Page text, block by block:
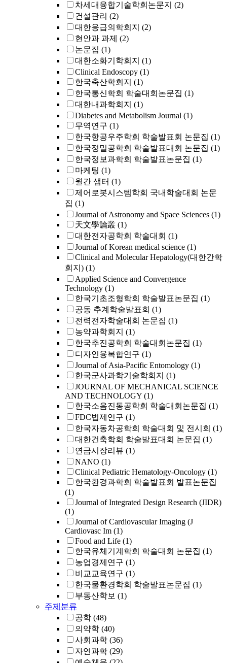
차세대융합기술학회논문지 (2)
건설관리 (2)
대한응급의학회지 (2)
현안과 과제 (2)
논문집 (1)
대한소화기학회지 (1)
Clinical Endoscopy (1)
한국축산학회지 (1)
한국통신학회 학술대회논문집 (1)
대한내과학회지 (1)
Diabetes and Metabolism Journal (1)
무역연구 (1)
한국항공우주학회 학술발표회 논문집 (1)
한국정밀공학회 학술발표대회 논문집 (1)
한국정보과학회 학술발표논문집 (1)
마케팅 (1)
월간 샘터 (1)
제어로봇시스템학회 국내학술대회 논문
집 (1)
Journal of Astronomy and Space Sciences (1)
天文學論叢 (1)
대한전자공학회 학술대회 (1)
Journal of Korean medical science (1)
Clinical and Molecular Hepatology(대한간학
회지) (1)
Applied Science and Convergence
Technology (1)
한국기초조형학회 학술발표논문집 (1)
공동 추계학술발표회 (1)
전력전자학술대회 논문집 (1)
농약과학회지 (1)
한국추진공학회 학술대회논문집 (1)
디자인융복합연구 (1)
Journal of Asia-Pacific Entomology (1)
한국군사과학기술학회지 (1)
JOURNAL OF MECHANICAL SCIENCE
AND TECHNOLOGY (1)
한국소음진동공학회 학술대회논문집 (1)
FDC법제연구 (1)
한국자동차공학회 학술대회 및 전시회 (1)
대한건축학회 학술발표대회 논문집 (1)
연금시장리뷰 (1)
NANO (1)
Clinical Pediatric Hematology-Oncology (1)
한국환경과학회 학술발표회 발표논문집
(1)
Journal of Integrated Design Research (JIDR)
(1)
Journal of Cardiovascular Imaging (J
Cardiovasc Im (1)
Food and Life (1)
한국유체기계학회 학술대회 논문집 (1)
농업경제연구 (1)
비교교육연구 (1)
한국물환경학회 학술발표논문집 (1)
부동산학보 (1)
주제분류
공학 (48)
의약학 (40)
사회과학 (36)
자연과학 (29)